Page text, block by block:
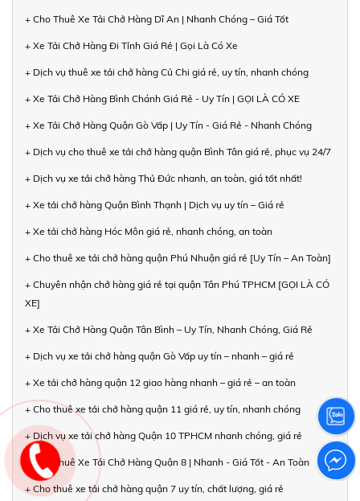
+ Cho Thuê Xe Tải Chở Hàng Dĩ An | Nhanh Chóng – Giá Tốt
+ Xe Tải Chở Hàng Đi Tỉnh Giá Rẻ | Gọi Là Có Xe
+ Dịch vụ thuê xe tải chở hàng Củ Chi giá rẻ, uy tín, nhanh chóng
+ Xe Tải Chở Hàng Bình Chánh Giá Rẻ - Uy Tín | GỌI LÀ CÓ XE
+ Xe Tải Chở Hàng Quận Gò Vấp | Uy Tín - Giá Rẻ - Nhanh Chóng
+ Dịch vụ cho thuê xe tải chở hàng quận Bình Tân giá rẻ, phục vụ 24/7
+ Dịch vụ xe tải chở hàng Thủ Đức nhanh, an toàn, giá tốt nhất!
+ Xe tải chở hàng Quận Bình Thạnh | Dịch vụ uy tín – Giá rẻ
+ Xe tải chở hàng Hóc Môn giá rẻ, nhanh chóng, an toàn
+ Cho thuê xe tải chở hàng quận Phú Nhuận giá rẻ [Uy Tín – An Toàn]
+ Chuyên nhận chở hàng giá rẻ tại quận Tân Phú TPHCM [GỌI LÀ CÓ
XE]
+ Xe Tải Chở Hàng Quận Tân Bình – Uy Tín, Nhanh Chóng, Giá Rẻ
+ Dịch vụ xe tải chở hàng quận Gò Vấp uy tín – nhanh – giá rẻ
+ Xe tải chở hàng quận 12 giao hàng nhanh – giá rẻ – an toàn
+ Cho thuê xe tải chở hàng quận 11 giá rẻ, uy tín, nhanh chóng
+ Dịch vụ xe tải chở hàng Quận 10 TPHCM nhanh chóng, giá rẻ
+ Cho Thuê Xe Tải Chở Hàng Quận 8 | Nhanh - Giá Tốt - An Toàn
+ Cho thuê xe tải chở hàng quận 7 uy tín, chất lượng, giá rẻ